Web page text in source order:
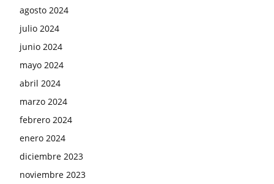
agosto 2024
julio 2024
junio 2024
mayo 2024
abril 2024
marzo 2024
febrero 2024
enero 2024
diciembre 2023
noviembre 2023